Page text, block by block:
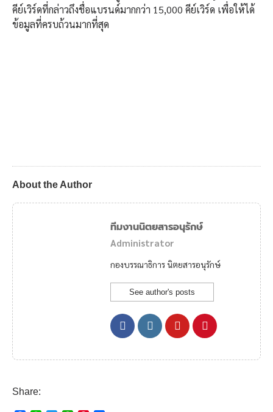
คีย์เวิร์ดที่กล่าวถึงชื่อแบรนด์มากกว่า 15,000 คีย์เวิร์ด เพื่อให้ได้
ข้อมูลที่ครบถ้วนมากที่สุด
About the Author
ทีมงานนิตยสารอนุรักษ์
Administrator
กองบรรณาธิการ นิตยสารอนุรักษ์
See author's posts
Share: